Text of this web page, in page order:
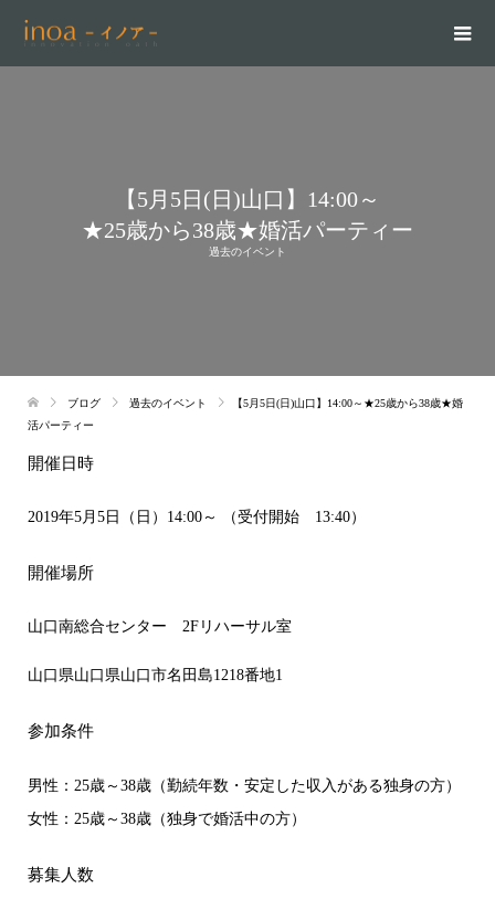
【5月5日(日)山口】14:00～
★25歳から38歳★婚活パーティー
過去のイベント
ブログ 過去のイベント
【5月5日(日)山口】14:00～★25歳から38歳★婚
活パーティー
開催日時
2019年5月5日（日）14:00～ （受付開始 13:40）
開催場所
山口南総合センター 2Fリハーサル室
山口県山口県山口市名田島1218番地1
参加条件
男性：25歳～38歳（勤続年数・安定した収入がある独身の方）
女性：25歳～38歳（独身で婚活中の方）
募集人数